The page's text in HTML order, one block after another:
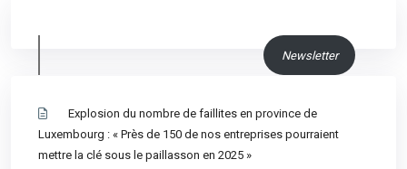
Newsletter
Explosion du nombre de faillites en province de
Luxembourg : « Près de 150 de nos entreprises pourraient
mettre la clé sous le paillasson en 2025 »